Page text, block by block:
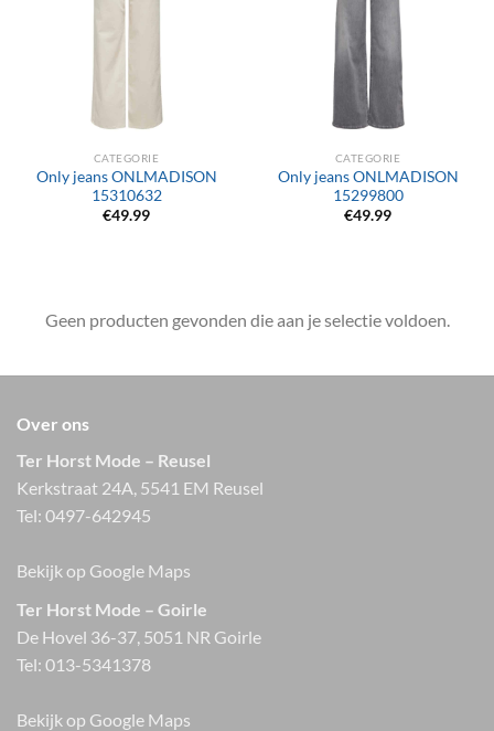
CATEGORIE
Only jeans ONLMADISON
15310632
€49.99
CATEGORIE
Only jeans ONLMADISON
15299800
€49.99
Geen producten gevonden die aan je selectie voldoen.
Over ons
Ter Horst Mode – Reusel
Kerkstraat 24A, 5541 EM Reusel
Tel: 0497-642945
Bekijk op Google Maps
Ter Horst Mode – Goirle
De Hovel 36-37, 5051 NR Goirle
Tel: 013-5341378
Bekijk op Google Maps